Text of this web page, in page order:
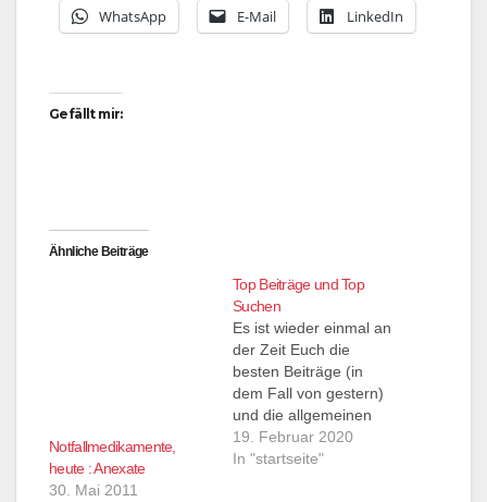
WhatsApp E-Mail LinkedIn
Gefällt mir:
Ähnliche Beiträge
Notfallmedikamente,
heute : Anexate
30. Mai 2011
Top Beiträge und Top
Suchen
Es ist wieder einmal an
der Zeit Euch die
besten Beiträge (in
dem Fall von gestern)
und die allgemeinen
Sucheingaben zu
präsentieren unter
19. Februar 2020
In "startseite"